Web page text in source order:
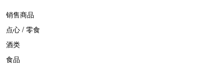
销售商品
点心 / 零食
酒类
食品